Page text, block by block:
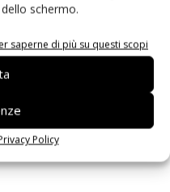
schermo.
saperne di più su questi scopi
Policy